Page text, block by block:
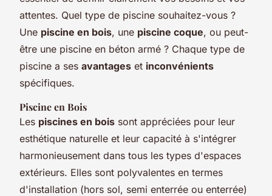
attentes. Quel type de piscine souhaitez-vous ?
Une piscine en bois, une piscine coque, ou peut-
être une piscine en béton armé ? Chaque type de
piscine a ses avantages et inconvénients
spécifiques.
Piscine en Bois
Les piscines en bois sont appréciées pour leur
esthétique naturelle et leur capacité à s'intégrer
harmonieusement dans tous les types d'espaces
extérieurs. Elles sont polyvalentes en termes
d'installation (hors sol, semi enterrée ou enterrée)